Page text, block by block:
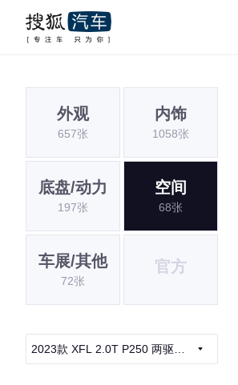
外观
657张
内饰
1058张
底盘/动力
197张
空间
68张
车展/其他
72张
官方
2023款 XFL 2.0T P250 两驱尊